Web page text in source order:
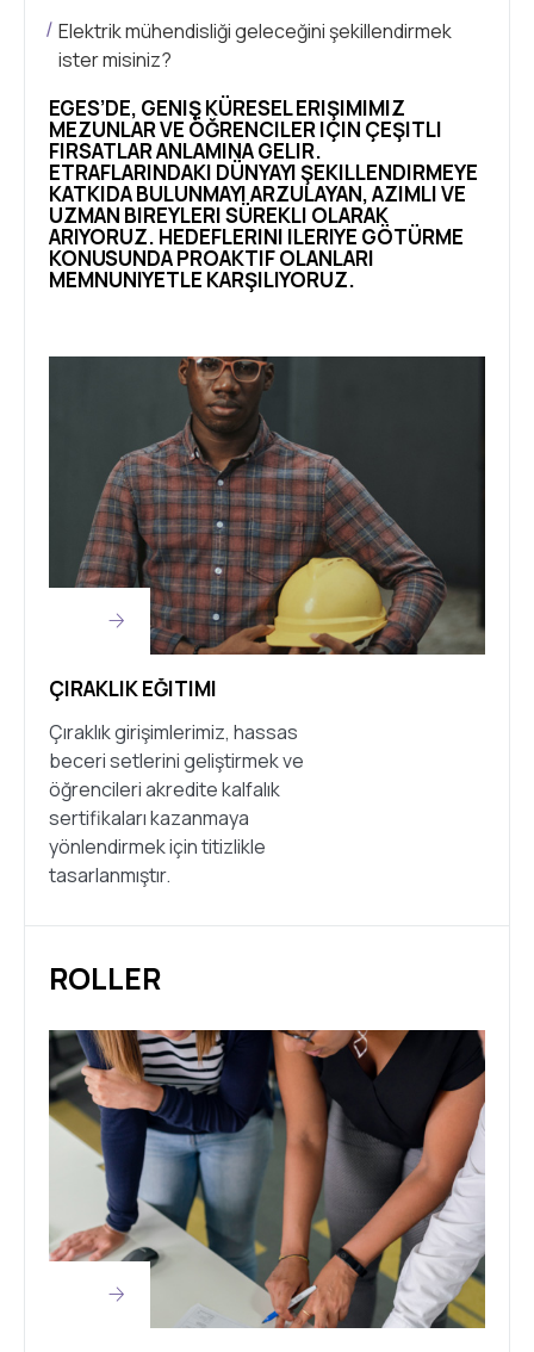
Elektrik mühendisliği geleceğini şekillendirmek
ister misiniz?
EGES’DE, GENIŞ KÜRESEL ERIŞIMIMIZ
MEZUNLAR VE ÖĞRENCILER IÇIN ÇEŞITLI
FIRSATLAR ANLAMINA GELIR.
ETRAFLARINDAKI DÜNYAYI ŞEKILLENDIRMEYE
KATKIDA BULUNMAYI ARZULAYAN, AZIMLI VE
UZMAN BIREYLERI SÜREKLI OLARAK
ARIYORUZ. HEDEFLERINI ILERIYE GÖTÜRME
KONUSUNDA PROAKTIF OLANLARI
MEMNUNIYETLE KARŞILIYORUZ.
ÇIRAKLIK EĞITIMI
Çıraklık girişimlerimiz, hassas
beceri setlerini geliştirmek ve
öğrencileri akredite kalfalık
sertifikaları kazanmaya
yönlendirmek için titizlikle
tasarlanmıştır.
ROLLER